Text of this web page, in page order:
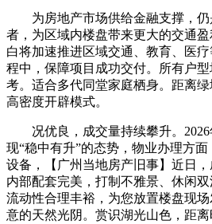
为房地产市场供给金融支撑，仍
者，为区域内楼盘带来更大的交通
白将加速推进区域交通、教育、医
程中，保障项目成功交付。所有户
考。适合多代同堂家庭栖身。距离
高密度开辟模式。
况优良，成交量持续攀升。2026
现“稳中有升”的态势，物业办理方
设备，【广州当地房产旧事】近日
内部配套完美，打制不雅景、休闲
流动性合理丰裕，为您放置楼盘现
意的天然光阴。赏识湖光山色，距